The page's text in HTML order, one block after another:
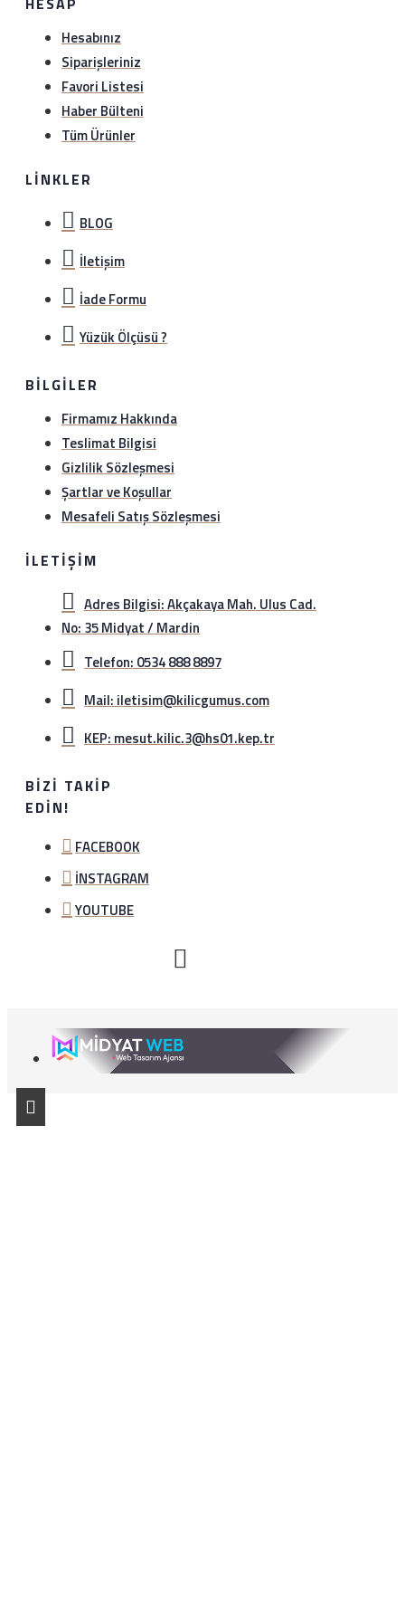
Hesabınız
Siparişleriniz
Favori Listesi
Haber Bülteni
Tüm Ürünler
LINKLER
BLOG
İletişim
İade Formu
Yüzük Ölçüsü ?
BILGILER
Firmamız Hakkında
Teslimat Bilgisi
Gizlilik Sözleşmesi
Şartlar ve Koşullar
Mesafeli Satış Sözleşmesi
İLETIŞIM
Adres Bilgisi: Akçakaya Mah. Ulus Cad.
No: 35 Midyat / Mardin
Telefon: 0534 888 8897
Mail: iletisim@kilicgumus.com
KEP: mesut.kilic.3@hs01.kep.tr
BIZI TAKIP
EDIN!
FACEBOOK
İNSTAGRAM
YOUTUBE